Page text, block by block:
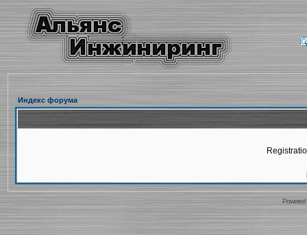
Индекс форума